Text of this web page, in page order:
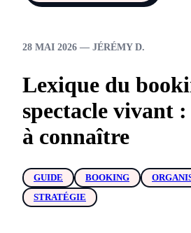
28 MAI 2026 — JÉRÉMY D.
Lexique du
spectacle vivant
à connaître
GUIDE BOOKING
STRATÉGIE